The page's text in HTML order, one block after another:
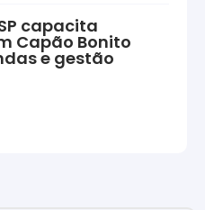
capacita
Capão Bonito
e gestão